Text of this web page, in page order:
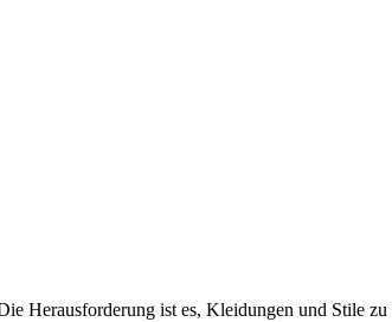
Herausforderung ist es, Kleidungen und Stile